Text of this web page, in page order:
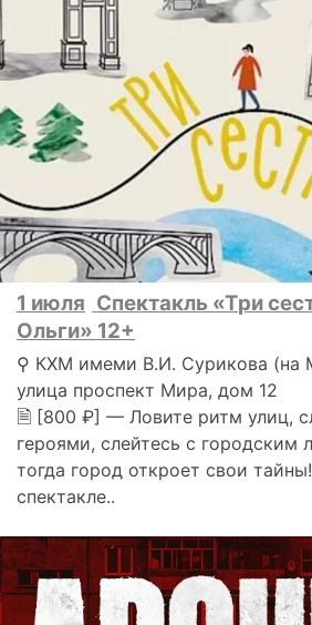
1 июля Спектакль «Три
Ольги» 12+
⚲ КХМ имеми В.И. Сурикова (на
улица проспект Мира, дом 12
🗎 [800 ₽] — Ловите ритм улиц,
героями, слейтесь с городским
тогда город откроет свои
спектакле..